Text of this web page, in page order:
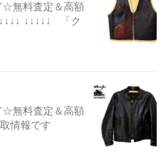
☆無料査定＆高額
↓↓↓↓↓ 「ク
☆無料査定＆高額
情報です